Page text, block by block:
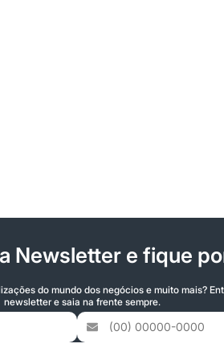
Newsletter e fique
do mundo dos negócios e muito mais?
newsletter e saia na frente sempre.